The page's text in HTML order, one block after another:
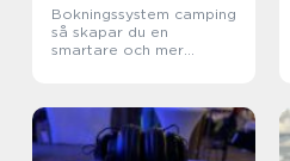
Bokningssystem camping
så skapar du en
smartare och mer